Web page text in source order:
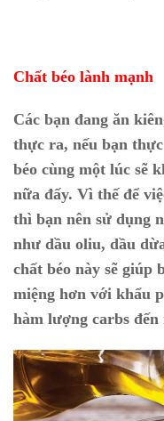
Chất béo lành mạnh
Các bạn đang ăn
thực ra, nếu bạn
béo cùng một lúc sẽ
nữa đấy. Vì thế để
thì bạn nên sử dụng
như dầu oliu, dầu
chất béo này sẽ giúp
miệng hơn với khẩu
hàm lượng carbs